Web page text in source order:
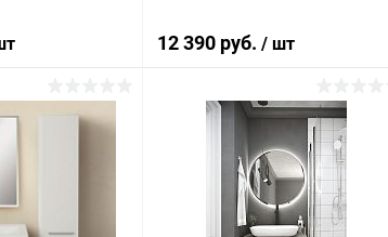
12 390 руб. / шт
В корзину
Купить в 1 клик Сравнение
В избранное Под заказ